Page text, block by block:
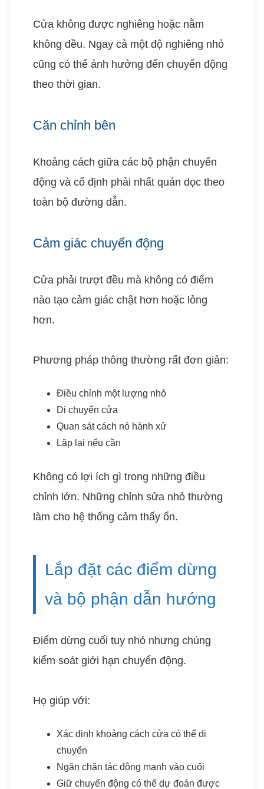
Cửa không được nghiêng hoặc nằm
không đều. Ngay cả một độ nghiêng nhỏ
cũng có thể ảnh hưởng đến chuyển động
theo thời gian.
Căn chỉnh bên
Khoảng cách giữa các bộ phận chuyển
động và cố định phải nhất quán dọc theo
toàn bộ đường dẫn.
Cảm giác chuyển động
Cửa phải trượt đều mà không có điểm
nào tạo cảm giác chật hơn hoặc lỏng
hơn.
Phương pháp thông thường rất đơn giản:
Điều chỉnh một lượng nhỏ
Di chuyển cửa
Quan sát cách nó hành xử
Lặp lại nếu cần
Không có lợi ích gì trong những điều
chỉnh lớn. Những chỉnh sửa nhỏ thường
làm cho hệ thống cảm thấy ổn.
Lắp đặt các điểm dừng
và bộ phận dẫn hướng
Điểm dừng cuối tuy nhỏ nhưng chúng
kiểm soát giới hạn chuyển động.
Họ giúp với:
Xác định khoảng cách cửa có thể di
chuyển
Ngăn chặn tác động mạnh vào cuối
Giữ chuyển động có thể dự đoán được